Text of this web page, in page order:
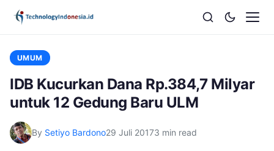
UMUM
IDB Kucurkan Dana Rp.384,7 Milyar
untuk 12 Gedung Baru ULM
By Setiyo Bardono29 Juli 20173 min read